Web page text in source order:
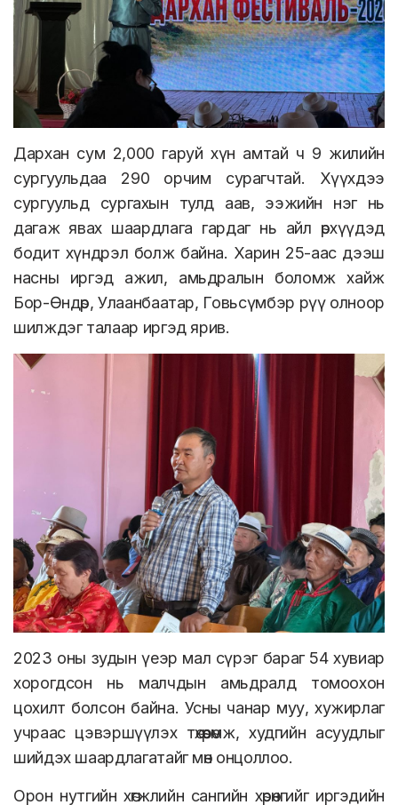
Дархан сум 2,000 гаруй хүн амтай ч 9 жилийн
сургуульдаа 290 орчим сурагчтай. Хүүхдээ
сургуульд сургахын тулд аав, ээжийн нэг нь
дагаж явах шаардлага гардаг нь айл өрхүүдэд
бодит хүндрэл болж байна. Харин 25-аас дээш
насны иргэд ажил, амьдралын боломж хайж
Бор-Өндөр, Улаанбаатар, Говьсүмбэр рүү олноор
шилждэг талаар иргэд ярив.
2023 оны зудын үеэр мал сүрэг бараг 54 хувиар
хорогдсон нь малчдын амьдралд томоохон
цохилт болсон байна. Усны чанар муу, хужирлаг
учраас цэвэршүүлэх төхөөрөмж, худгийн асуудлыг
шийдэх шаардлагатайг мөн онцоллоо.
Орон нутгийн хөгжлийн сангийн хөрөнгийг иргэдийн